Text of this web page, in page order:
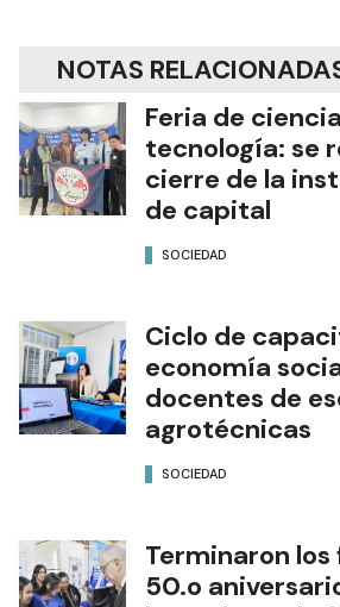
NOTAS
Feria de
tecnología: se
cierre de la
de capital
SOCIEDAD
Ciclo de
economía
docentes de
agrotécnicas
SOCIEDAD
Terminaron
50.o